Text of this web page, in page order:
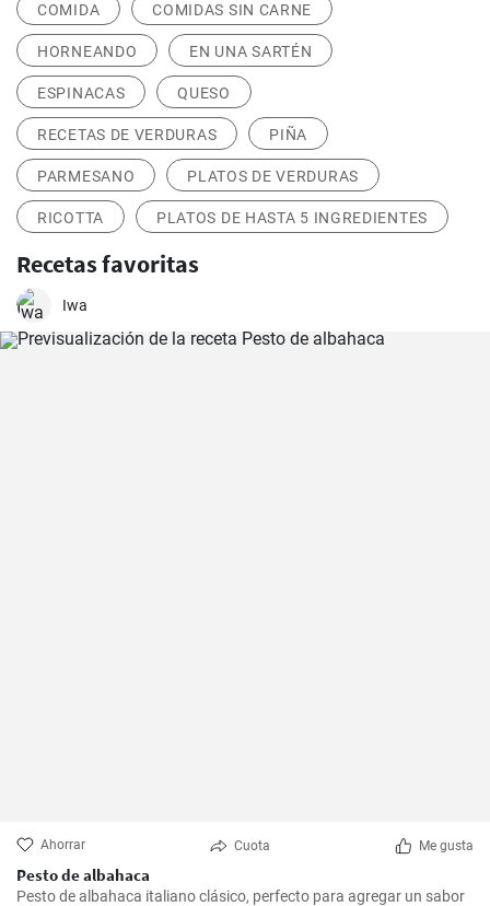
COMIDA COMIDAS SIN CARNE
HORNEANDO EN UNA SARTÉN
ESPINACAS QUESO
RECETAS DE VERDURAS PIÑA
PARMESANO PLATOS DE VERDURAS
RICOTTA PLATOS DE HASTA 5 INGREDIENTES
Recetas favoritas
Iwa
Ahorrar Cuota Me gusta
Pesto de albahaca
Pesto de albahaca italiano clásico, perfecto para agregar un sabor